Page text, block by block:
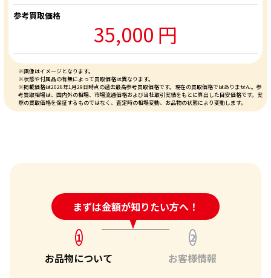
参考買取価格
35,000 円
※画像はイメージとなります。
※状態や付属品の有無によって買取価格は異なります。
※掲載価格は2026年1月29日時点の過去最高参考買取価格です。現在の買取価格ではありません。参
考買取相場は、国内外の相場、市場流通価格および当社取引実績をもとに算出した目安価格です。実
際の買取価格を保証するものではなく、査定時の相場変動、お品物の状態により変動します。
まずは金額が知りたい方へ！
24時間受付中!問い合わせフォーム
1
お品物について
2
お客様情報